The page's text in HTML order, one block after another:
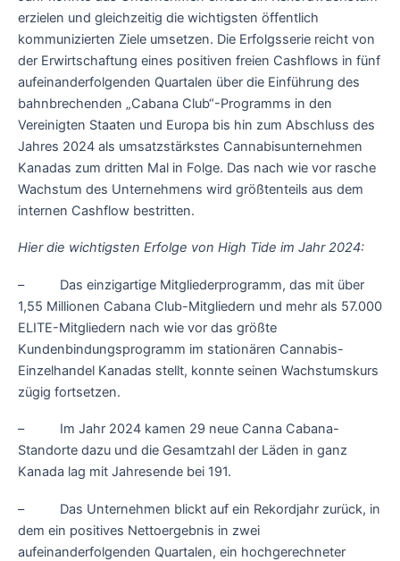
erzielen und gleichzeitig die wichtigsten öffentlich
kommunizierten Ziele umsetzen. Die Erfolgsserie reicht von
der Erwirtschaftung eines positiven freien Cashflows in fünf
aufeinanderfolgenden Quartalen über die Einführung des
bahnbrechenden „Cabana Club“-Programms in den
Vereinigten Staaten und Europa bis hin zum Abschluss des
Jahres 2024 als umsatzstärkstes Cannabisunternehmen
Kanadas zum dritten Mal in Folge. Das nach wie vor rasche
Wachstum des Unternehmens wird größtenteils aus dem
internen Cashflow bestritten.
Hier die wichtigsten Erfolge von High Tide im Jahr 2024:
– Das einzigartige Mitgliederprogramm, das mit über
1,55 Millionen Cabana Club-Mitgliedern und mehr als 57.000
ELITE-Mitgliedern nach wie vor das größte
Kundenbindungsprogramm im stationären Cannabis-
Einzelhandel Kanadas stellt, konnte seinen Wachstumskurs
zügig fortsetzen.
– Im Jahr 2024 kamen 29 neue Canna Cabana-
Standorte dazu und die Gesamtzahl der Läden in ganz
Kanada lag mit Jahresende bei 191.
– Das Unternehmen blickt auf ein Rekordjahr zurück, in
dem ein positives Nettoergebnis in zwei
aufeinanderfolgenden Quartalen, ein hochgerechneter